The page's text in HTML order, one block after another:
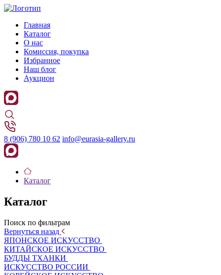
Главная
Каталог
О нас
Комиссия, покупка
Избранное
Наш блог
Аукцион
8 (906) 780 10 62 info@eurasia-gallery.ru
Каталог
Каталог
Поиск по фильтрам
Вернуться назад
ЯПОНСКОЕ ИСКУССТВО
КИТАЙСКОЕ ИСКУССТВО
БУДДЫ ТХАНКИ
ИСКУССТВО РОССИИ